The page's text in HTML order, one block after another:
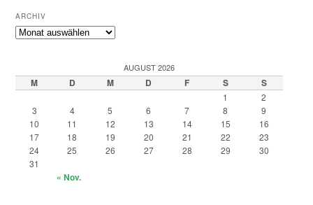
ARCHIV
Archiv
AUGUST 2026
M D M D F S S
1
2
3
4 5 6 7 8
9
10
11 12 13 14 15
16
17
18 19 20 21 22
23
24
25 26 27 28 29
30
31
« Nov.